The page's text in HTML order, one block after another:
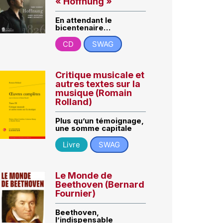
En attendant le
bicentenaire…
CD
SWAG
Critique musicale et
autres textes sur la
musique (Romain
Rolland)
Plus qu’un témoignage,
une somme capitale
Livre
SWAG
Le Monde de
Beethoven (Bernard
Fournier)
Beethoven,
l’indispensable